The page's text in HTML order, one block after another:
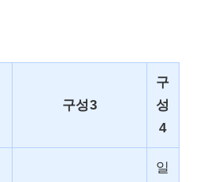
구성3
구
성
4
일